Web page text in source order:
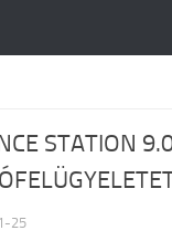
STATION
25